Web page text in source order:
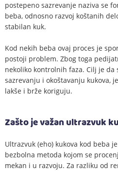
postepeno sazrevanje naziva se
beba, odnosno razvoj koštanih
stabilan kuk.
Kod nekih beba ovaj proces je
postoji problem. Zbog toga
nekoliko kontrolnih faza. Cilj je da
sazrevanju i okoštavanju kukova,
lakše i brže koriguju.
Zašto je važan ultrazvuk
Ultrazvuk (eho) kukova kod beba
bezbolna metoda kojom se
mekan i u razvoju. Za razliku od